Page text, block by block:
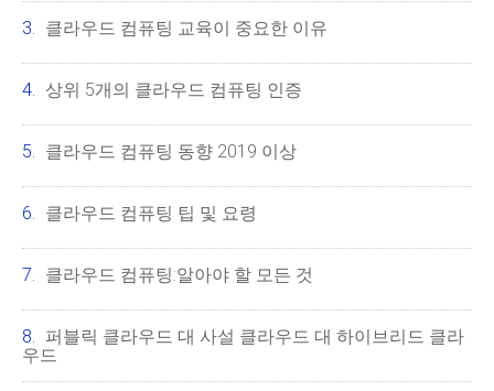
클라우드 컴퓨팅 교육이 중요한 이유
상위 5개의 클라우드 컴퓨팅 인증
클라우드 컴퓨팅 동향 2019 이상
클라우드 컴퓨팅 팁 및 요령
클라우드 컴퓨팅:알아야 할 모든 것
퍼블릭 클라우드 대 사설 클라우드 대 하이브리드 클라
우드